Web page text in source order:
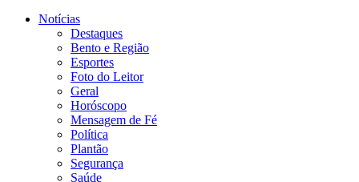
Notícias
Destaques
Bento e Região
Esportes
Foto do Leitor
Geral
Horóscopo
Mensagem de Fé
Política
Plantão
Segurança
Saúde